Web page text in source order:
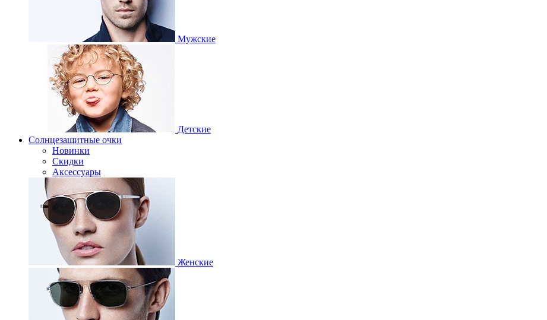
Мужские
Детские
Солнцезащитные очки
Новинки
Скидки
Аксессуары
Женские